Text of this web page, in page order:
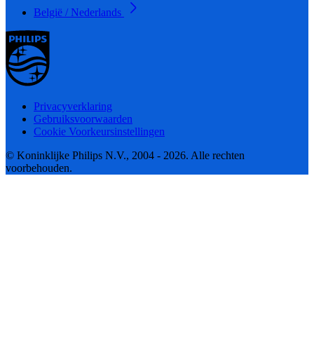
België / Nederlands
Privacyverklaring
Gebruiksvoorwaarden
Cookie Voorkeursinstellingen
© Koninklijke Philips N.V., 2004 - 2026. Alle rechten
voorbehouden.